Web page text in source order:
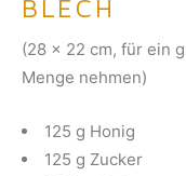
BLECH
(28 x 22 cm, für ein
Menge nehmen)
125 g Honig
125 g Zucker